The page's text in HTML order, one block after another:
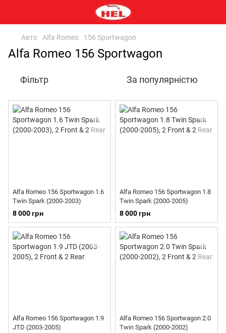
Авто Alfa Romeo 156 Sportwagon
Alfa Romeo 156 Sportwagon
Фільтр За популярністю
Alfa Romeo 156 Sportwagon 1.6
Twin Spark (2000-2003)
8 000 грн
Alfa Romeo 156 Sportwagon 1.8
Twin Spark (2000-2005)
8 000 грн
Alfa Romeo 156 Sportwagon 1.9
JTD (2003-2005)
Alfa Romeo 156 Sportwagon 2.0
Twin Spark (2000-2002)